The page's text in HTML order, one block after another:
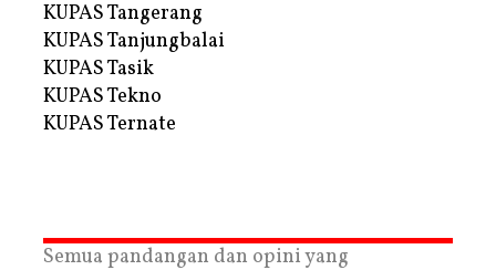
KUPAS Tangerang
KUPAS Tanjungbalai
KUPAS Tasik
KUPAS Tekno
KUPAS Ternate
Semua pandangan dan opini yang